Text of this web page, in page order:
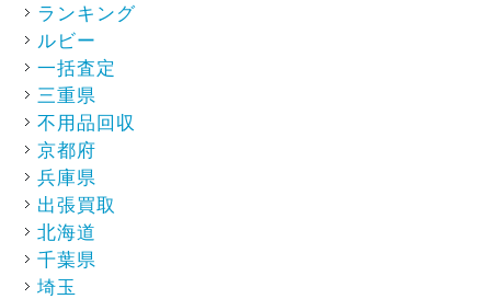
ランキング
ルビー
一括査定
三重県
不用品回収
京都府
兵庫県
出張買取
北海道
千葉県
埼玉